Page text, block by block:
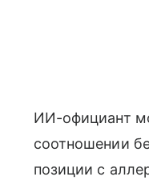
ИИ-официант
соотношении
позиции с